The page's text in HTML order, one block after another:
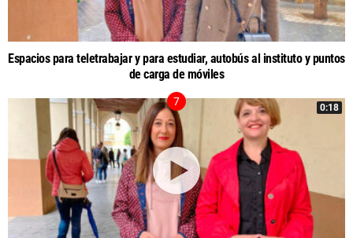
Espacios para teletrabajar y para estudiar, autobús al instituto y puntos
de carga de móviles
0:18